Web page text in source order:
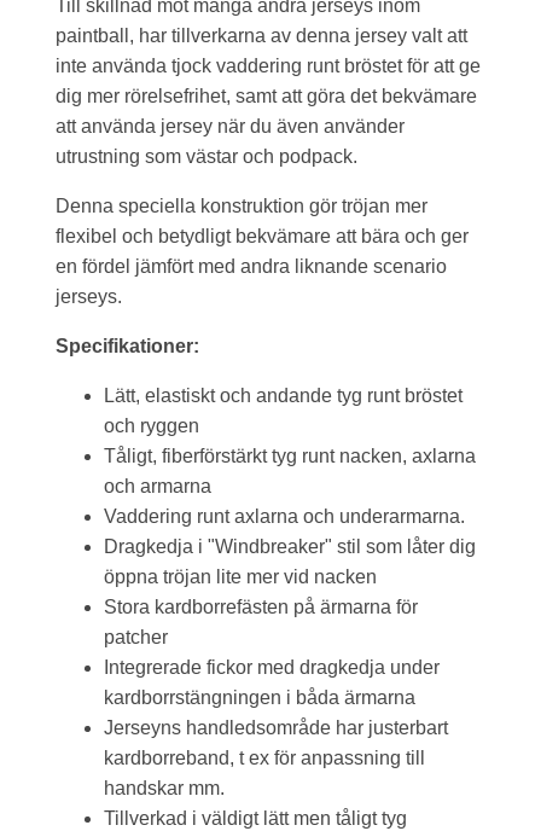
Till skillnad mot många andra jerseys inom
paintball, har tillverkarna av denna jersey valt att
inte använda tjock vaddering runt bröstet för att ge
dig mer rörelsefrihet, samt att göra det bekvämare
att använda jersey när du även använder
utrustning som västar och podpack.
Denna speciella konstruktion gör tröjan mer
flexibel och betydligt bekvämare att bära och ger
en fördel jämfört med andra liknande scenario
jerseys.
Specifikationer:
Lätt, elastiskt och andande tyg runt bröstet
och ryggen
Tåligt, fiberförstärkt tyg runt nacken, axlarna
och armarna
Vaddering runt axlarna och underarmarna.
Dragkedja i "Windbreaker" stil som låter dig
öppna tröjan lite mer vid nacken
Stora kardborrefästen på ärmarna för
patcher
Integrerade fickor med dragkedja under
kardborrstängningen i båda ärmarna
Jerseyns handledsområde har justerbart
kardborreband, t ex för anpassning till
handskar mm.
Tillverkad i väldigt lätt men tåligt tyg